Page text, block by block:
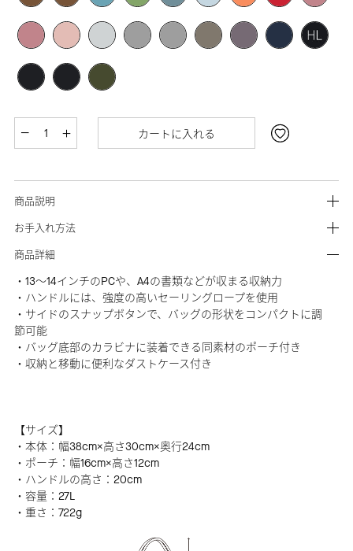
カートに入れる
商品説明
お手入れ方法
商品詳細
・13～14インチのPCや、A4の書類などが収まる収納力
・ハンドルには、強度の高いセーリングロープを使用
・サイドのスナップボタンで、バッグの形状をコンパクトに調
節可能
・バッグ底部のカラビナに装着できる同素材のポーチ付き
・収納と移動に便利なダストケース付き
【サイズ】
・本体：幅38cm×高さ30cm×奥行24cm
・ポーチ：幅16cm×高さ12cm
・ハンドルの高さ：20cm
・容量：27L
・重さ：722g